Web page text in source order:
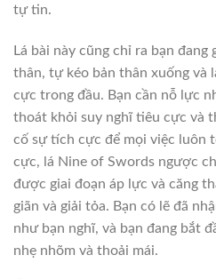
tự tin.
Lá bài này cũng chỉ ra bạn
thân, tự kéo bản thân xuống và
cực trong đầu. Bạn cần nỗ lực
thoát khỏi suy nghĩ tiêu cực và
cố sự tích cực để mọi việc luôn
cực, lá Nine of Swords ngược
được giai đoạn áp lực và căng
giãn và giải tỏa. Bạn có lẽ đã
như bạn nghĩ, và bạn đang bắt
nhẹ nhõm và thoải mái.